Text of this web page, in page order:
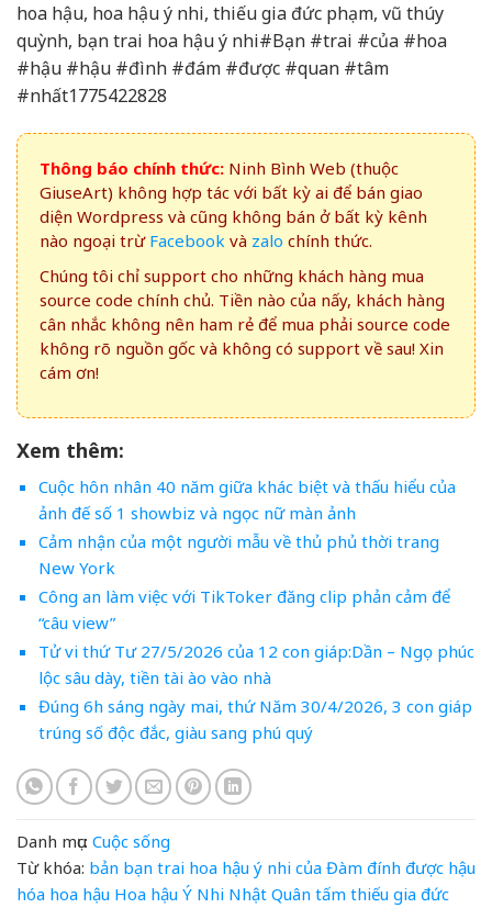
hoa hậu, hoa hậu ý nhi, thiếu gia đức phạm, vũ thúy
quỳnh, bạn trai hoa hậu ý nhi#Bạn #trai #của #hoa
#hậu #hậu #đình #đám #được #quan #tâm
#nhất1775422828
Thông báo chính thức: Ninh Bình Web (thuộc
GiuseArt) không hợp tác với bất kỳ ai để bán giao
diện Wordpress và cũng không bán ở bất kỳ kênh
nào ngoại trừ Facebook và zalo chính thức.
Chúng tôi chỉ support cho những khách hàng mua
source code chính chủ. Tiền nào của nấy, khách hàng
cân nhắc không nên ham rẻ để mua phải source code
không rõ nguồn gốc và không có support về sau! Xin
cám ơn!
Xem thêm:
Cuộc hôn nhân 40 năm giữa khác biệt và thấu hiểu của
ảnh đế số 1 showbiz và ngọc nữ màn ảnh
Cảm nhận của một người mẫu về thủ phủ thời trang
New York
Công an làm việc với TikToker đăng clip phản cảm để
“câu view”
Tử vi thứ Tư 27/5/2026 của 12 con giáp:Dần – Ngọ phúc
lộc sâu dày, tiền tài ào vào nhà
Đúng 6h sáng ngày mai, thứ Năm 30/4/2026, 3 con giáp
trúng số độc đắc, giàu sang phú quý
Danh mục: Cuộc sống
Từ khóa: bản bạn trai hoa hậu ý nhi của Đàm đính được hậu
hóa hoa hậu Hoa hậu Ý Nhi Nhật Quân tấm thiếu gia đức